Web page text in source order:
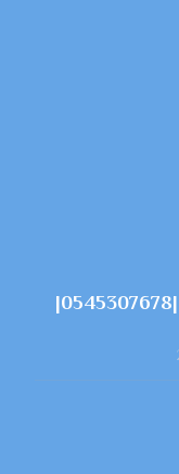
شركة تنظيف فلل في العين |0545307678|